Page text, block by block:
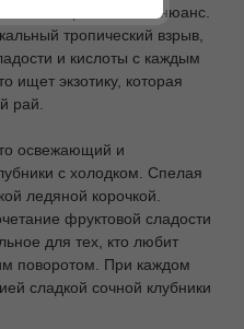
сочный тропический нюанс.
тропический взрыв,
и кислоты с каждым
ищет экзотику, которая
рай.
освежающий и
с холодком. Спелая
ледяной корочкой.
фруктовой сладости
для тех, кто любит
поворотом. При каждом
сладкой сочной клубники